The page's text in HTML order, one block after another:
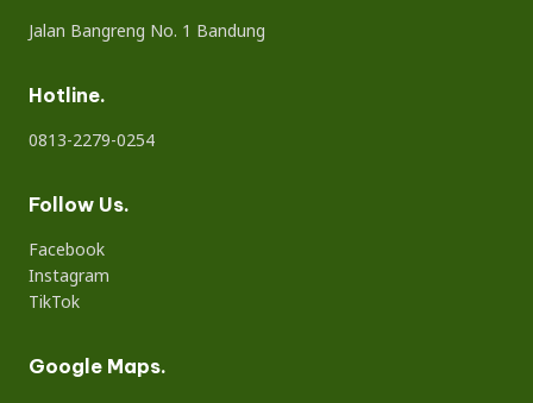
Jalan Bangreng No. 1 Bandung
Hotline.
0813-2279-0254
Follow Us.
Facebook
Instagram
TikTok
Google Maps.